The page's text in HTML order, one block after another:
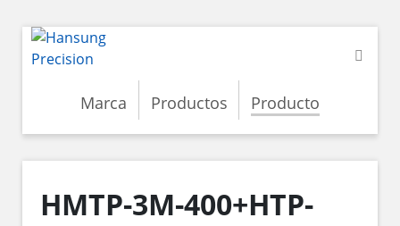
Marca Productos Producto
HMTP-3M-400+HTP-